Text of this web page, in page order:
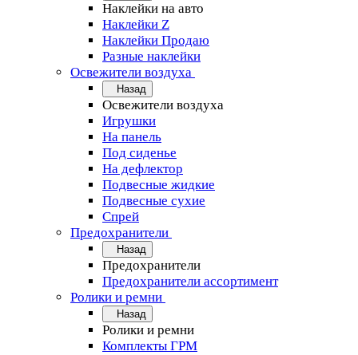
Наклейки на авто
Наклейки Z
Наклейки Продаю
Разные наклейки
Освежители воздуха
Назад
Освежители воздуха
Игрушки
На панель
Под сиденье
На дефлектор
Подвесные жидкие
Подвесные сухие
Спрей
Предохранители
Назад
Предохранители
Предохранители ассортимент
Ролики и ремни
Назад
Ролики и ремни
Комплекты ГРМ